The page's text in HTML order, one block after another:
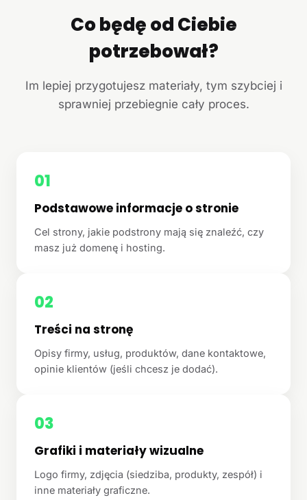
Co będę od Ciebie
potrzebował?
Im lepiej przygotujesz materiały, tym szybciej i
sprawniej przebiegnie cały proces.
01
Podstawowe informacje o stronie
Cel strony, jakie podstrony mają się znaleźć, czy
masz już domenę i hosting.
02
Treści na stronę
Opisy firmy, usług, produktów, dane kontaktowe,
opinie klientów (jeśli chcesz je dodać).
03
Grafiki i materiały wizualne
Logo firmy, zdjęcia (siedziba, produkty, zespół) i
inne materiały graficzne.